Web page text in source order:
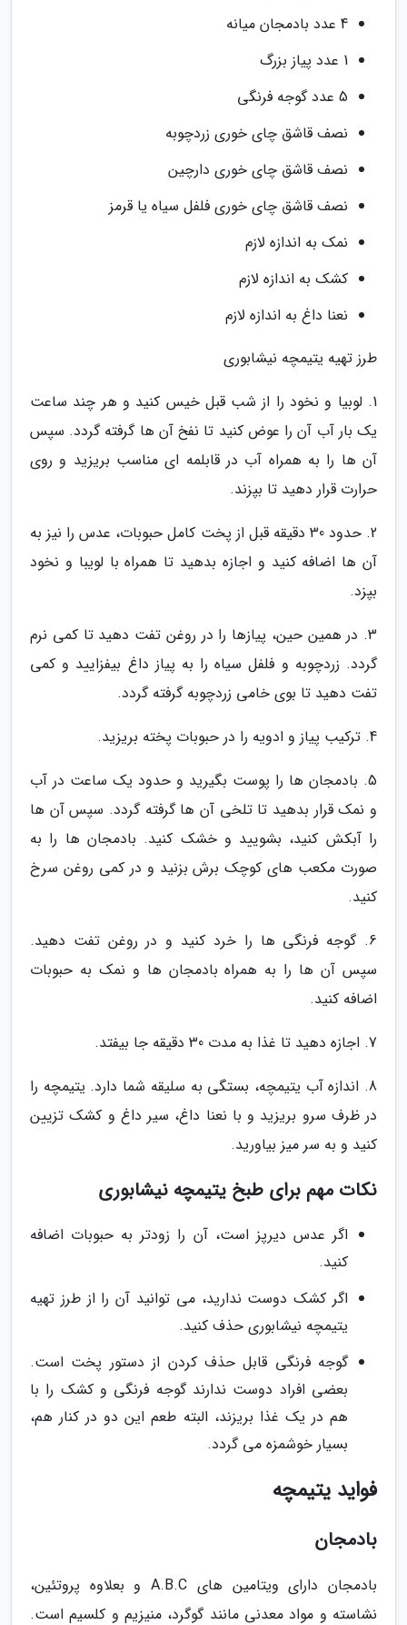
4 عدد بادمجان میانه
1 عدد پیاز بزرگ
5 عدد گوجه فرنگی
نصف قاشق چای خوری زردچوبه
نصف قاشق چای خوری دارچین
نصف قاشق چای خوری فلفل سیاه یا قرمز
نمک به اندازه لازم
کشک به اندازه لازم
نعنا داغ به اندازه لازم
طرز تهیه یتیمچه نیشابوری
1. لوبیا و نخود را از شب قبل خیس کنید و هر چند ساعت
یک بار آب آن را عوض کنید تا نفخ آن ها گرفته گردد. سپس
آن ها را به همراه آب در قابلمه ای مناسب بریزید و روی
حرارت قرار دهید تا بپزند.
2. حدود 30 دقیقه قبل از پخت کامل حبوبات، عدس را نیز به
آن ها اضافه کنید و اجازه بدهید تا همراه با لویبا و نخود
بپزد.
3. در همین حین، پیازها را در روغن تفت دهید تا کمی نرم
گردد. زردچوبه و فلفل سیاه را به پیاز داغ بیفزایید و کمی
تفت دهید تا بوی خامی زردچوبه گرفته گردد.
4. ترکیب پیاز و ادویه را در حبوبات پخته بریزید.
5. بادمجان ها را پوست بگیرید و حدود یک ساعت در آب
و نمک قرار بدهید تا تلخی آن ها گرفته گردد. سپس آن ها
را آبکش کنید، بشویید و خشک کنید. بادمجان ها را به
صورت مکعب های کوچک برش بزنید و در کمی روغن سرخ
کنید.
6. گوجه فرنگی ها را خرد کنید و در روغن تفت دهید.
سپس آن ها را به همراه بادمجان ها و نمک به حبوبات
اضافه کنید.
7. اجازه دهید تا غذا به مدت 30 دقیقه جا بیفتد.
8. اندازه آب یتیمچه، بستگی به سلیقه شما دارد. یتیمچه را
در ظرف سرو بریزید و با نعنا داغ، سیر داغ و کشک تزیین
کنید و به سر میز بیاورید.
نکات مهم برای طبخ یتیمچه نیشابوری
اگر عدس دیرپز است، آن را زودتر به حبوبات اضافه
کنید.
اگر کشک دوست ندارید، می توانید آن را از طرز تهیه
یتیمچه نیشابوری حذف کنید.
گوجه فرنگی قابل حذف کردن از دستور پخت است.
بعضی افراد دوست ندارند گوجه فرنگی و کشک را با
هم در یک غذا بریزند، البته طعم این دو در کنار هم،
بسیار خوشمزه می گردد.
فواید یتیمچه
بادمجان
بادمجان دارای ویتامین های A.B.C و بعلاوه پروتئین،
نشاسته و مواد معدنی مانند گوگرد، منیزیم و کلسیم است.